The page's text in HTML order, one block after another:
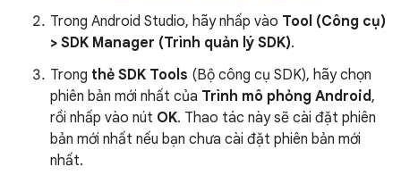
Trong Android Studio, hãy nhấp vào Tool (Công cụ)
> SDK Manager (Trình quản lý SDK).
Trong thẻ SDK Tools (Bộ công cụ SDK), hãy chọn
phiên bản mới nhất của Trình mô phỏng Android,
rồi nhấp vào nút OK. Thao tác này sẽ cài đặt phiên
bản mới nhất nếu bạn chưa cài đặt phiên bản mới
nhất.